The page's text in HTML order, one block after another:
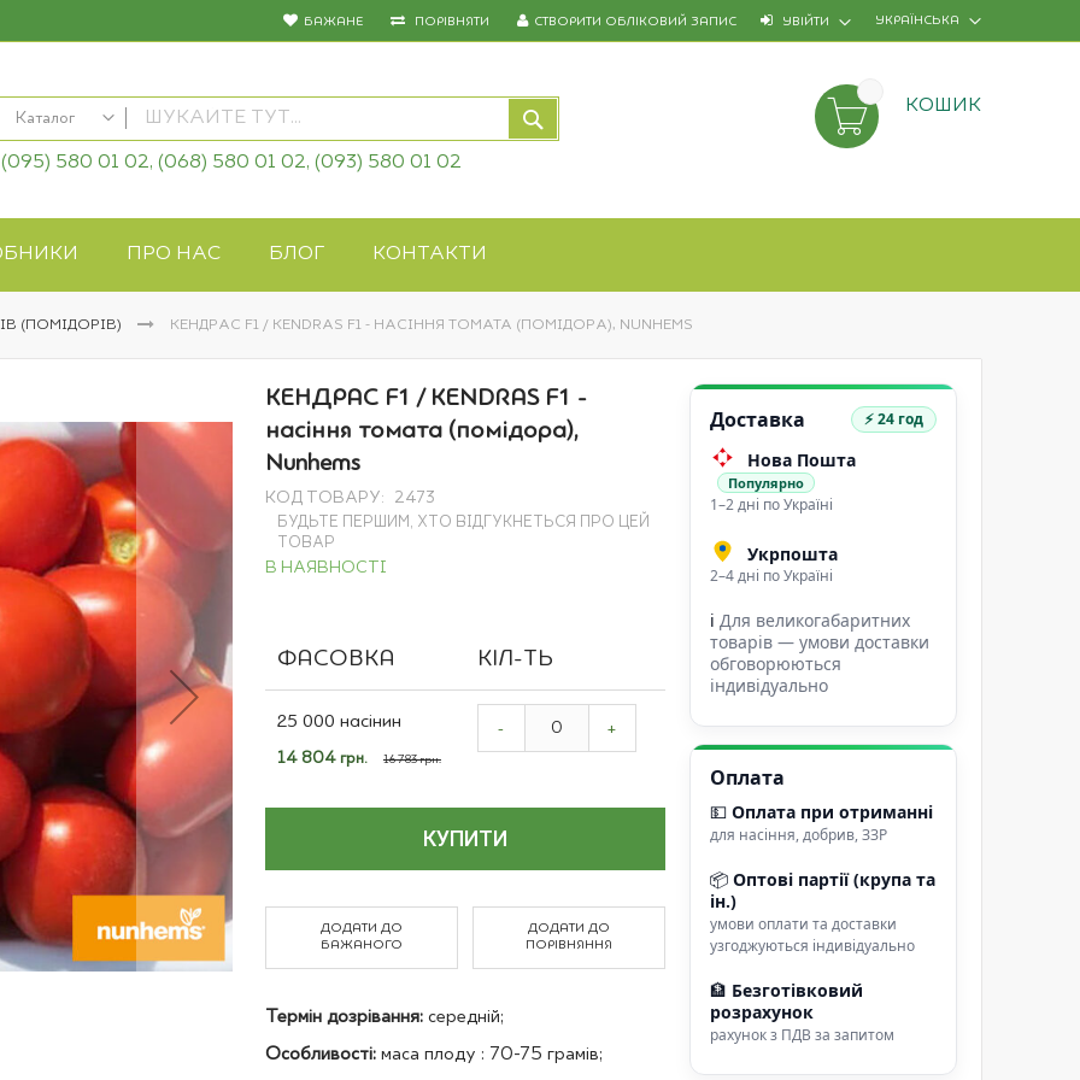
УКРАЇНСЬКА
БАЖАНЕ ПОРІВНЯТИ УВІЙТИ
СТВОРИТИ ОБЛІКОВИЙ ЗАПИС
Каталог
КАТАЛОГ
Укривні матеріали
Товари для дому
Крупи оптом
Польові культури
(095) 580 01 02, (068) 580 01 02, (093) 580 01 02
КОШИК
ПРО НАС БЛОГ КОНТАКТИ
(ПОМІДОРІВ) КЕНДРАС F1 / KENDRAS F1 - НАСІННЯ ТОМАТА (ПОМІДОРА), NUNHEMS
КЕНДРАС F1 / KENDRAS F1 -
насіння томата (помідора),
Nunhems
КОД ТОВАРУ 2473
БУДЬТЕ ПЕРШИМ, ХТО ВІДГУКНЕТЬСЯ ПРО ЦЕЙ
ТОВАР
В НАЯВНОСТІ
product
ФАСОВКА КІЛ-ТЬ
25 000 насінин
Спеціальна
14 804 грн. 16 783 грн.
- +
КУПИТИ
ДОДАТИ ДО
БАЖАНОГО
ДОДАТИ ДО
ПОРІВНЯННЯ
Термін дозрівання:середній;
Особливості:маса плоду : 70-75 грамів;
Доставка ⚡ 24 год
Нова Пошта
Популярно
1–2 дні по Україні
Укрпошта
2–4 дні по Україні
ℹДля великогабаритних
товарів — умови доставки
обговорюються
індивідуально
Оплата
💵Оплата при отриманні
для насіння, добрив, ЗЗР
📦Оптові партії (крупа та
ін.)
умови оплати та доставки
узгоджуються індивідуально
🏦 Безготівковий
розрахунок
рахунок з ПДВ за запитом